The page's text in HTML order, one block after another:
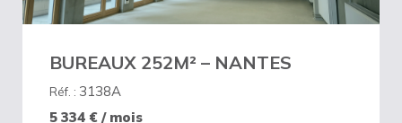
BUREAUX 252M² – NANTES
Réf. : 3138A
5 334 € / mois